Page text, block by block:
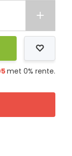
met 0% rente.